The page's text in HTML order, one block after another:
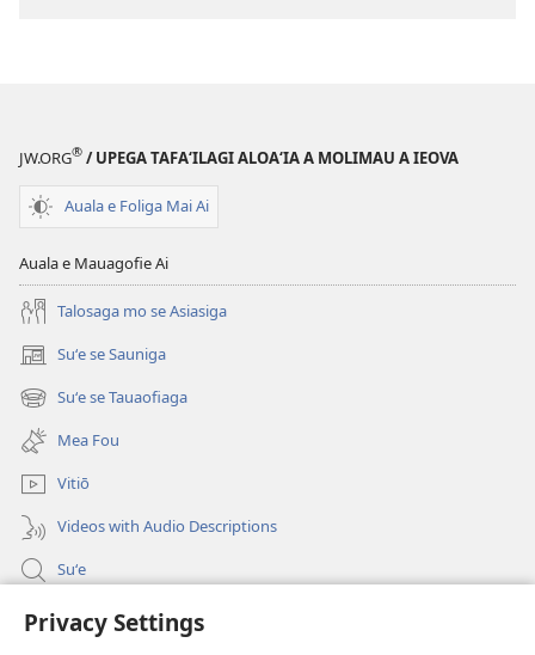
Privacy Settings
JW.ORG® / UPEGA TAFA‘ILAGI ALOA‘IA A MOLIMAU A IEOVA
Auala e Foliga Mai Ai
Auala e Mauagofie Ai
Talosaga mo se Asiasiga
Suʻe se Sauniga
(tatala
se
isi
polokalame)
Suʻe se Tauaofiaga
(tatala
se
isi
polokalame)
Mea Fou
Vitiō
Videos with Audio Descriptions
Suʻe
Faamatalaga mo Ofisa o le Malo